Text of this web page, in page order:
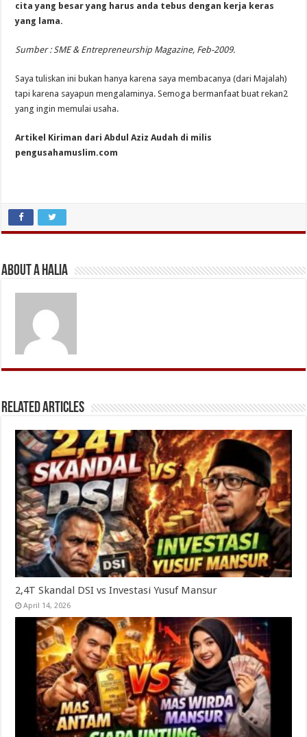
cita yang besar yang harus anda tebus dengan kerja keras
yang lama.
Sumber : SME & Entrepreneurship Magazine, Feb-2009.
Saya tuliskan ini bukan hanya karena saya membacanya (dari Majalah)
tapi karena sayapun mengalaminya. Semoga bermanfaat buat rekan2
yang ingin memulai usaha.
Artikel Kiriman dari Abdul Aziz Audah di milis
pengusahamuslim.com
About A Halia
Related Articles
2,4T Skandal DSI vs Investasi Yusuf Mansur
April 14, 2026